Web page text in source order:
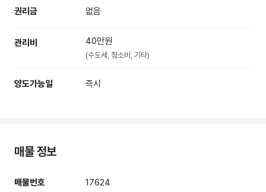
권리금 없음
관리비 40만원
(수도세, 청소비, 기타)
양도가능일 즉시
매물 정보
매물번호 17624